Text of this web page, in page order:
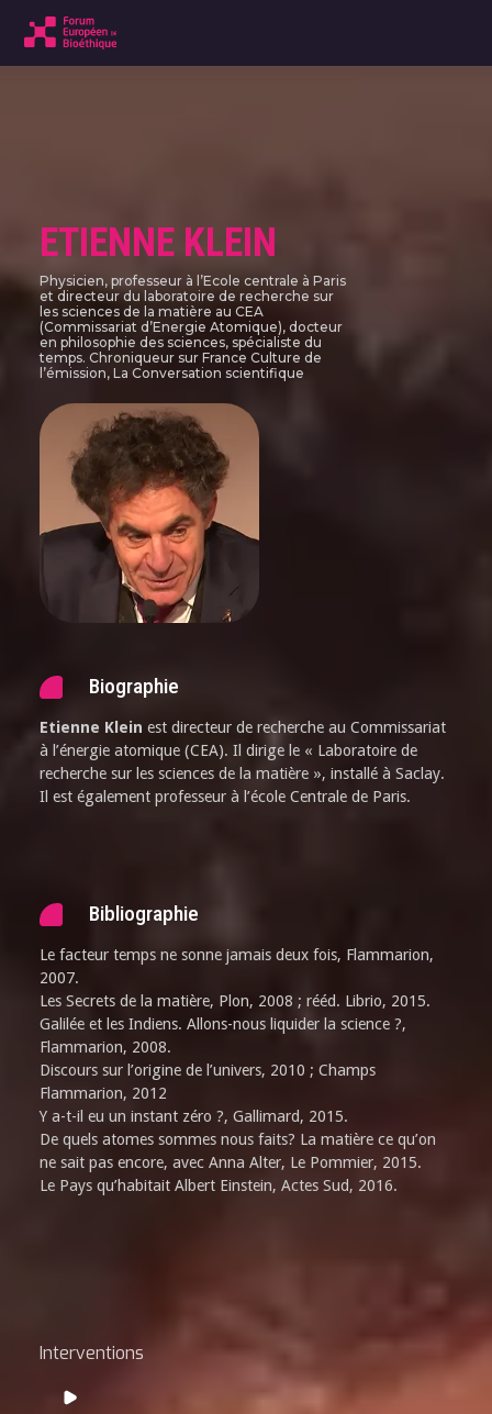
ETIENNE KLEIN
Physicien, professeur à l’Ecole centrale à Paris
et directeur du laboratoire de recherche sur
les sciences de la matière au CEA
(Commissariat d’Energie Atomique), docteur
en philosophie des sciences, spécialiste du
temps. Chroniqueur sur France Culture de
l’émission, La Conversation scientifique
Biographie
Etienne Klein est directeur de recherche au Commissariat
à l’énergie atomique (CEA). Il dirige le « Laboratoire de
recherche sur les sciences de la matière », installé à Saclay.
Il est également professeur à l’école Centrale de Paris.
Bibliographie
Le facteur temps ne sonne jamais deux fois, Flammarion,
2007.
Les Secrets de la matière, Plon, 2008 ; rééd. Librio, 2015.
Galilée et les Indiens. Allons-nous liquider la science ?,
Flammarion, 2008.
Discours sur l’origine de l’univers, 2010 ; Champs
Flammarion, 2012
Y a-t-il eu un instant zéro ?, Gallimard, 2015.
De quels atomes sommes nous faits? La matière ce qu’on
ne sait pas encore, avec Anna Alter, Le Pommier, 2015.
Le Pays qu’habitait Albert Einstein, Actes Sud, 2016.
Interventions